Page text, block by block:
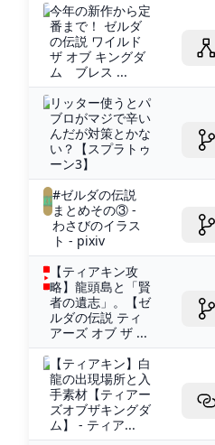
今年の新作から定
番まで！ ゼルダ
の伝説 ワイルド
ザ オブ キングダ
ム ブレス ...
リッター使うとパ
ブロがマジで辛い
んだが対策とかな
い？【スプラトゥ
ーン3】
#ゼルダの伝説
まとめその③ -
わさびのイラス
ト - pixiv
【ティアキン攻
略】龍頭島と「賢
者の遺志」。【ゼ
ルダの伝説 ティ
アーズ オブ ザ ...
【ティアキン】白
龍の出現場所と入
手素材【ティアー
ズオブザキングダ
ム】 - ティア...